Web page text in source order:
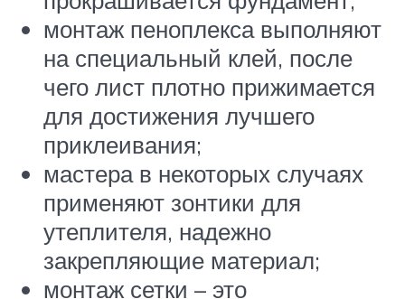
монтаж пеноплекса выполняют
на специальный клей, после
чего лист плотно прижимается
для достижения лучшего
приклеивания;
мастера в некоторых случаях
применяют зонтики для
утеплителя, надежно
закрепляющие материал;
монтаж сетки – это